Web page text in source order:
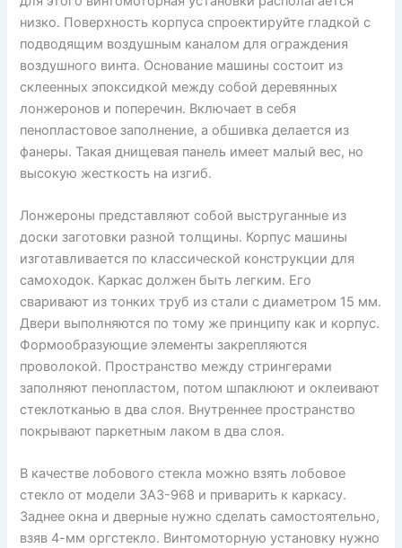
низко. Поверхность корпуса спроектируйте гладкой с
подводящим воздушным каналом для ограждения
воздушного винта. Основание машины состоит из
склеенных эпоксидкой между собой деревянных
лонжеронов и поперечин. Включает в себя
пенопластовое заполнение, а обшивка делается из
фанеры. Такая днищевая панель имеет малый вес, но
высокую жесткость на изгиб.
Лонжероны представляют собой выструганные из
доски заготовки разной толщины. Корпус машины
изготавливается по классической конструкции для
самоходок. Каркас должен быть легким. Его
сваривают из тонких труб из стали с диаметром 15 мм.
Двери выполняются по тому же принципу как и корпус.
Формообразующие элементы закрепляются
проволокой. Пространство между стрингерами
заполняют пенопластом, потом шпаклюют и оклеивают
стеклотканью в два слоя. Внутреннее пространство
покрывают паркетным лаком в два слоя.
В качестве лобового стекла можно взять лобовое
стекло от модели ЗАЗ-968 и приварить к каркасу.
Заднее окна и дверные нужно сделать самостоятельно,
взяв 4-мм оргстекло. Винтомоторную установку нужно